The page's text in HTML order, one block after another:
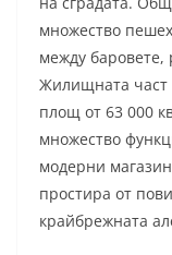
множество
между баровете,
Жилищната част
площ от 63 000
множество
модерни
простира от
крайбрежната